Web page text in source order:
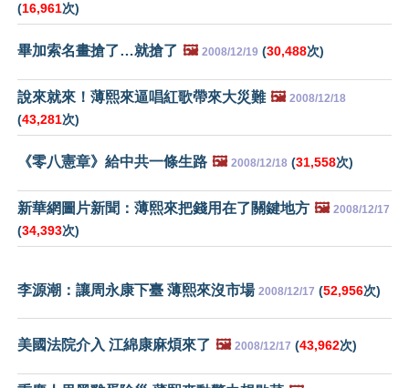
(16,961次)
畢加索名畫搶了…就搶了 🖼️ 2008/12/19 (30,488次)
說來就來！薄熙來逼唱紅歌帶來大災難 🖼️ 2008/12/18
(43,281次)
《零八憲章》給中共一條生路 🖼️ 2008/12/18 (31,558次)
新華網圖片新聞：薄熙來把錢用在了關鍵地方 🖼️ 2008/12/17
(34,393次)
李源潮：讓周永康下臺 薄熙來沒市場 2008/12/17 (52,956次)
美國法院介入 江綿康麻煩來了 🖼️ 2008/12/17 (43,962次)